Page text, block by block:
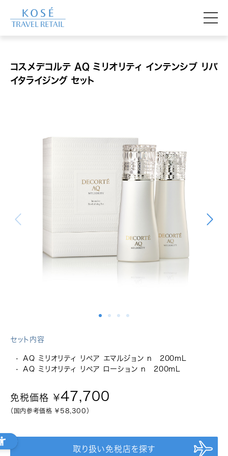
コスメデコルテ AQ ミリオリティ インテンシブ リバ
イタライジング セット
セット内容
AQ ミリオリティ リペア エマルジョン n 200mL
AQ ミリオリティ リペア ローション n 200mL
免税価格 ￥47,700
（国内参考価格 ￥ 58,300 ）
取り扱い免税店を探す